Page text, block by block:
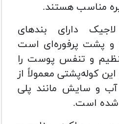
مناسب هستند.
دارای بندهای
و پشت پرفوره‌ای است
و تنفس پوست را
کوله‌پشتی معمولاً از
آب و سایش مانند پلی
شده است.